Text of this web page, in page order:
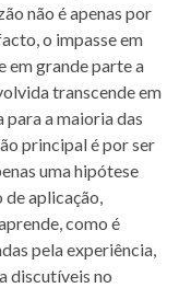
não é apenas por
o impasse em
em grande parte a
transcende em
a maioria das
principal é por ser
uma hipótese
aplicação,
como é
pela experiência,
discutíveis no